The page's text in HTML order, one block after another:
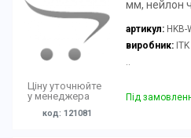
Ціну уточнюйте
у менеджера
код: 121081
мм, нейлон
артикул:
виробник:ITK
..
Під